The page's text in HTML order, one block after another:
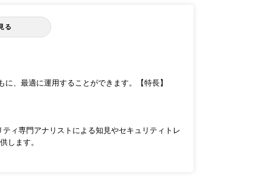
る
、最適に運用することができます。【特長】
ィ専門アナリストによる知見やセキュリティトレ
します。